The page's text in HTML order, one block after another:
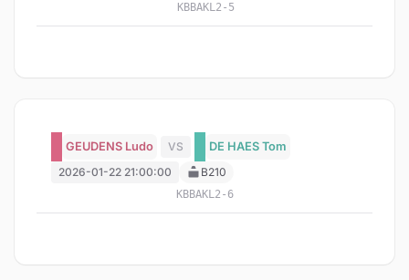
KBBAKL2-5
GEUDENS Ludo VS
DE HAES Tom
2026-01-22 21:00:00
B210
KBBAKL2-6